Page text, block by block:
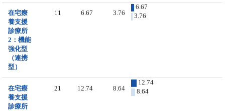
在宅療
養支援
診療所
2：機能
強化型
（連携
型）
11 6.67 3.76
6.67
3.76
在宅療
養支援
診療所
21 12.74 8.64
12.74
8.64